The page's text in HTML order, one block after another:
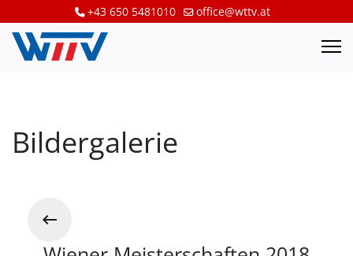
+43 650 5481010 office@wttv.at
Bildergalerie